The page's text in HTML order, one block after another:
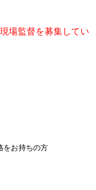
場監督を募集してい
をお持ちの方